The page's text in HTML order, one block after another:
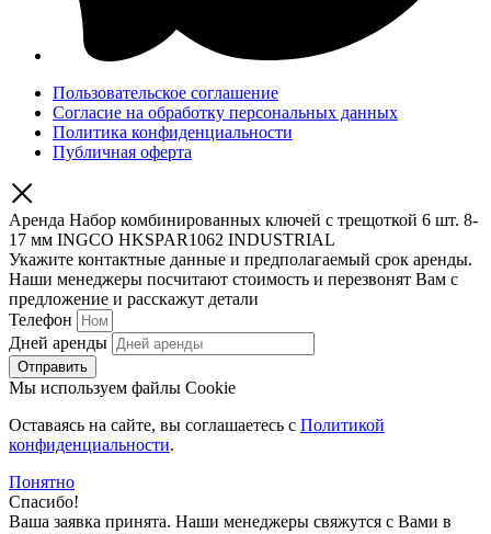
Пользовательское соглашение
Согласие на обработку персональных данных
Политика конфиденциальности
Публичная оферта
Аренда Набор комбинированных ключей с трещоткой 6 шт. 8-
17 мм INGCO HKSPAR1062 INDUSTRIAL
Укажите контактные данные и предполагаемый срок аренды.
Наши менеджеры посчитают стоимость и перезвонят Вам с
предложение и расскажут детали
Телефон
Дней аренды
Отправить
Мы используем файлы Cookie
Оставаясь на сайте, вы соглашаетесь c Политикой
конфиденциальности.
Понятно
Спасибо!
Ваша заявка принята. Наши менеджеры свяжутся с Вами в